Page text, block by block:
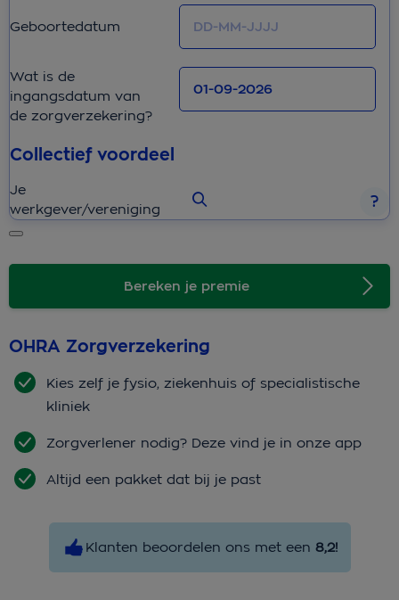
Geboortedatum
Wat is de
ingangsdatum van
de zorgverzekering?
Collectief voordeel
Je
werkgever/vereniging
Bereken je premie
OHRA Zorgverzekering
Kies zelf je fysio, ziekenhuis of specialistische
kliniek
Zorgverlener nodig? Deze vind je in onze app
Altijd een pakket dat bij je past
Klanten beoordelen ons met een 8,2!